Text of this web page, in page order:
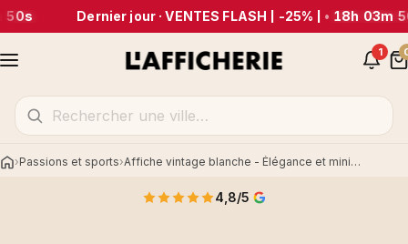
50s Dernier jour · VENTES FLASH | -25% | •18h 03m
1
AccueilPassions et sports Affiche vintage blanche - Élégance et minimalisme
4,8/5